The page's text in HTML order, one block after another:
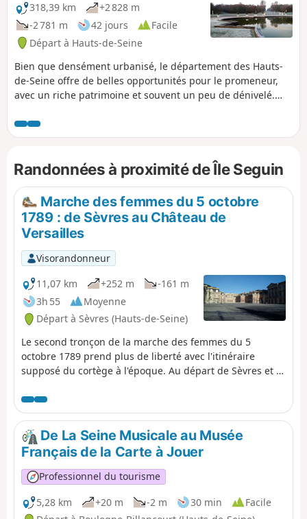
318,39 km
+2 828 m
-2 781 m
42 jours
Facile
Départ à Hauts-de-Seine
Bien que densément urbanisé, le département des Hauts-
de-Seine offre de belles opportunités pour le promeneur,
avec un riche patrimoine et souvent un peu de dénivelé.
par les transports en commun, vous emmène à la
découverte de ce département en évitant autant que
sentes et ruelles, les parcs publics et les espaces boisés.
Randonnées à proximité de Île Seguin
Marche des femmes du 5 octobre
1789 : de Sèvres au Château de
Versailles
Visorandonneur
11,07 km
+252 m
-161 m
3h 55
Moyenne
Départ à Sèvres (Hauts-de-Seine)
Le second tronçon de la marche des femmes du 5
octobre 1789 prend plus de liberté avec l'itinéraire
supposé du cortège à l'époque. Au départ de Sèvres et à
urbain mais, entre les deux, il est à dominante
forestière. Le Château de Versailles constitue le point
d'orgue de cette randonnée (avec son parc si l'on
souhaite effectuer un supplément).
De La Seine Musicale au Musée
Français de la Carte à Jouer
Professionnel du tourisme
5,28 km
+20 m -2 m 30 min
Facile